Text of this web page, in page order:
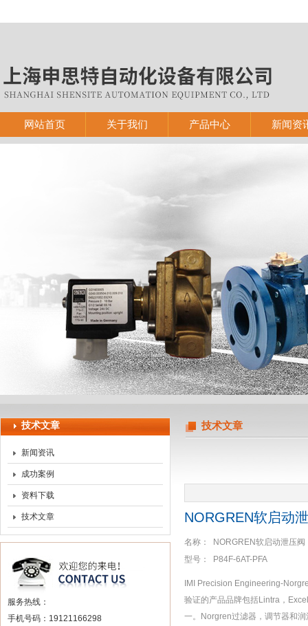
上海申思特自动化设备有限公司
网站首页 关于我们 产品中心 新闻资
技术文章
新闻资讯
成功案例
资料下载
技术文章
服务热线：
手机号码：19121166298
技术文章
NORGREN软启动
名称： NORGREN软启动泄压阀
型号： P84F-6AT-PFA
IMI Precision Engineering-
验证的产品品牌包括Lintra，
一。Norgren过滤器，调节器和